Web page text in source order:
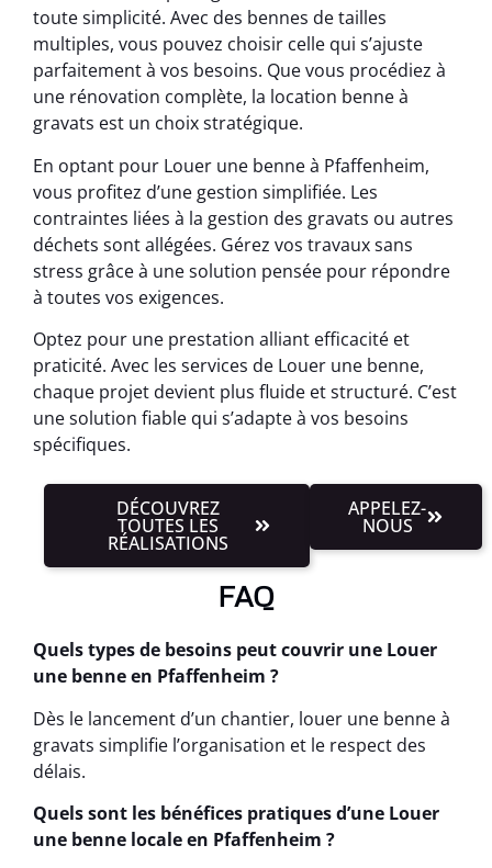
toute simplicité. Avec des bennes de tailles
multiples, vous pouvez choisir celle qui s’ajuste
parfaitement à vos besoins. Que vous procédiez à
une rénovation complète, la location benne à
gravats est un choix stratégique.
En optant pour Louer une benne à Pfaffenheim,
vous profitez d’une gestion simplifiée. Les
contraintes liées à la gestion des gravats ou autres
déchets sont allégées. Gérez vos travaux sans
stress grâce à une solution pensée pour répondre
à toutes vos exigences.
Optez pour une prestation alliant efficacité et
praticité. Avec les services de Louer une benne,
chaque projet devient plus fluide et structuré. C’est
une solution fiable qui s’adapte à vos besoins
spécifiques.
DÉCOUVREZ
TOUTES LES
RÉALISATIONS
APPELEZ-
NOUS
FAQ
Quels types de besoins peut couvrir une Louer
une benne en Pfaffenheim ?
Dès le lancement d’un chantier, louer une benne à
gravats simplifie l’organisation et le respect des
délais.
Quels sont les bénéfices pratiques d’une Louer
une benne locale en Pfaffenheim ?